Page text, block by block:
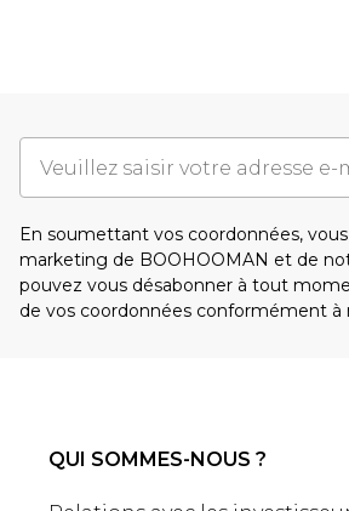
En soumettant vos coordonnées,
marketing de BOOHOOMAN et de
pouvez vous désabonner à tout
de vos coordonnées conformément à
QUI SOMMES-NOUS ?